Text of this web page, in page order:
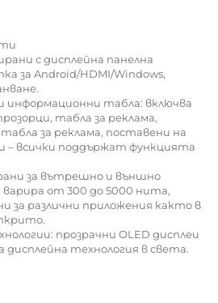
с дисплейна панелна
за Android/HDMI/Windows,
информационни табла: включва
табла за реклама,
за реклама, поставени на
– всички поддържат функцията
за вътрешно и външно
варира от 300 до 5000 нита,
за различни приложения както в
прозрачни OLED дисплеи
технология в света.